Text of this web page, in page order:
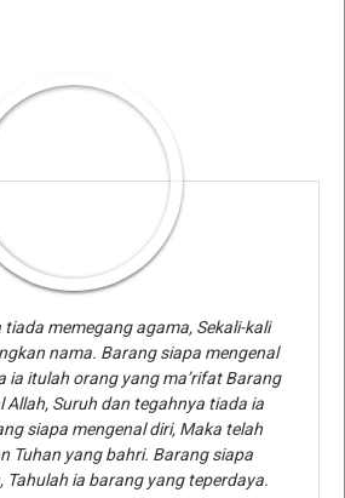
memegang agama, Sekali-kali
nama. Barang siapa mengenal
ia itulah orang yang ma’rifat Barang
Allah, Suruh dan tegahnya tiada ia
siapa mengenal diri, Maka telah
Tuhan yang bahri. Barang siapa
Tahulah ia barang yang teperdaya.